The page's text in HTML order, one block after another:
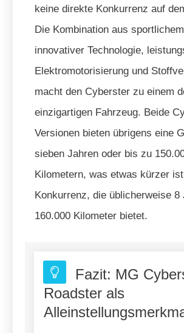
keine direkte Konkurrenz auf
Die Kombination aus
innovativer Technologie,
Elektromotorisierung und
macht den Cyberster zu einem
einzigartigen Fahrzeug. Beide
Versionen bieten übrigens eine
sieben Jahren oder bis zu
Kilometern, was etwas kürzer
Konkurrenz, die üblicherweise 8
160.000 Kilometer bietet.
Fazit: MG
Roadster als